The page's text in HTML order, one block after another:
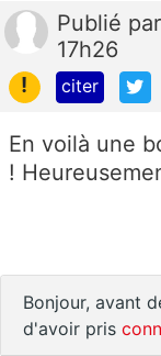
Publié par
17h26
!
citer
En voilà une
!
Bonjour, avant
d'avoir pris